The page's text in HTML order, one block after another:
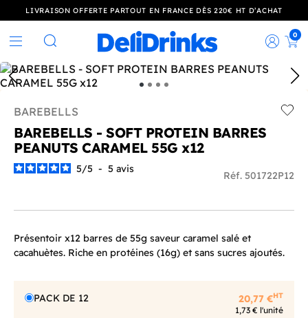
LIVRAISON OFFERTE PARTOUT EN FRANCE DÈS 220€ HT D’ACHAT
Rechercher
0
BAREBELLS
BAREBELLS - SOFT PROTEIN BARRES
PEANUTS CARAMEL 55G x12
5/5 - 5 avis
Réf. 501722P12
Présentoir x12 barres de 55g saveur caramel salé et
cacahuètes. Riche en protéines (16g) et sans sucres ajoutés.
PACK DE 12 20,77 €HT
1,73 € l'unité